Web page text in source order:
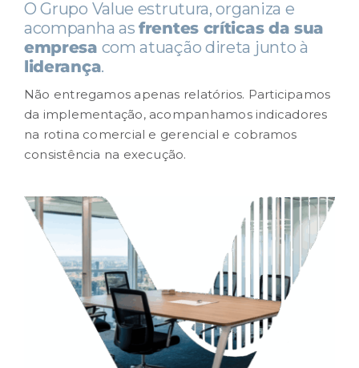
SOLUÇÕES
RESULTADOS
CARREIRA
O Grupo Value estrutura, organiza e
acompanha asfrentes críticas da sua
empresa com atuação direta junto à
liderança.
Não entregamos apenas relatórios. Participamos
da implementação, acompanhamos indicadores
na rotina comercial e gerencial e cobramos
consistência na execução.